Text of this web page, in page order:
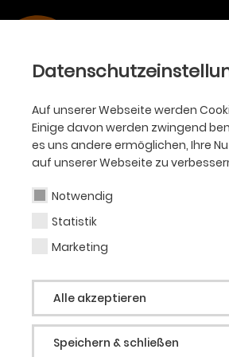
Auf unserer Webseite werden
Einige davon werden zwingend
es uns andere ermöglichen, Ihre
auf unserer Webseite zu
Notwendig
Statistik
Marketing
Alle akzeptieren
Speichern & schließen